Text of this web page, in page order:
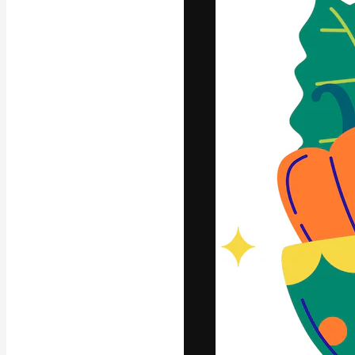
La plataforma
trabajo. Más
entre
estudios.
Español
Copyright © 2010-